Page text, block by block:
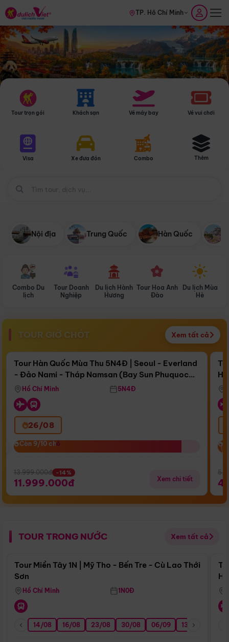
TP. Hồ Chí Minh
Tour trọn gói Khách sạn Vé máy bay Vé vui chơi
Visa Xe đưa đón Combo Thêm
Nội địa Trung Quốc Hàn Quốc
Combo Du
lịch
Tour Doanh
Nghiệp
Du lịch Hành
Hương
Tour Hoa Anh
Đào
Du lịch Mùa
Hè
TOUR GIỜ CHÓT Xem tất cả
Còn17 ngày 16:00:02
Bay Sun Phuquoc Airways
Điểm nổi bật
Tour Hàn Quốc Mùa Thu 5N4Đ | Seoul - Everland
- Đảo Nami - Tháp Namsan (Bay Sun Phuquoc
Airways)
Hồ Chí Minh 5N4Đ
26/08
Còn 9/10 chỗ
Còn 9/10 chỗ
13.999.000đ -14%
11.999.000đ Xem chi tiết
TOUR TRONG NƯỚC Xem tất cả
Điểm nổi bật
Tour Miền Tây 1N | Mỹ Tho - Bến Tre - Cù Lao Thới
Sơn
Hồ Chí Minh 1N0Đ
14/08 16/08 23/08 30/08 06/09 13/09